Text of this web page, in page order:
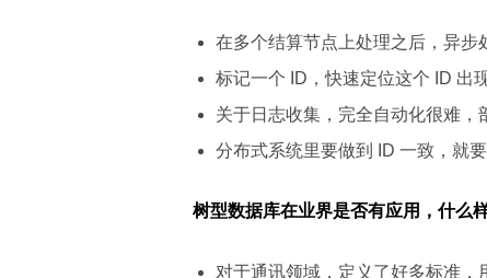
在多个结算节点上处理之后，异步
标记一个 ID，快速定位这个 ID 出
关于日志收集，完全自动化很难，
分布式系统里要做到 ID 一致，就
树型数据库在业界是否有应用，什么
对于通讯领域，定义了好多标准